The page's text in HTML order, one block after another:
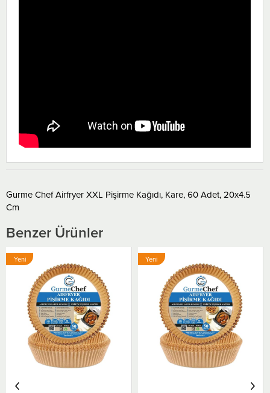
Gurme Chef Airfryer XXL Pişirme Kağıdı, Kare, 60 Adet, 20x4.5
Cm
Benzer Ürünler
Yeni
Yeni